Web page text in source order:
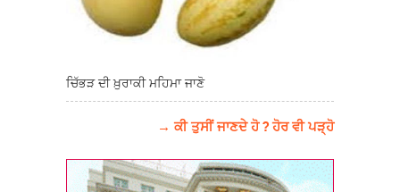
ਚਿੱਭੜ ਦੀ ਖ਼ੁਰਾਕੀ ਮਹਿਮਾ ਜਾਣੋ
→ ਕੀ ਤੁਸੀਂ ਜਾਣਦੇ ਹੋ ? ਹੋਰ ਵੀ ਪੜ੍ਹੋ